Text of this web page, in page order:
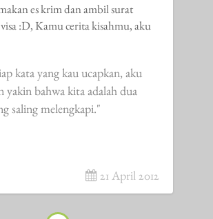
es krim dan ambil surat
:D, Kamu cerita kisahmu, aku
kata yang kau ucapkan, aku
yakin bahwa kita adalah dua
saling melengkapi."
21 April 2012